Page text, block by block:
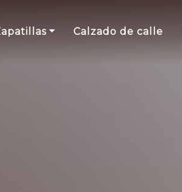
Calzado de calle